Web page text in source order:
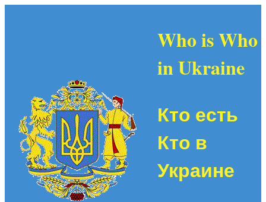
Who is Who
in Ukraine
Кто есть
Кто в
Украине